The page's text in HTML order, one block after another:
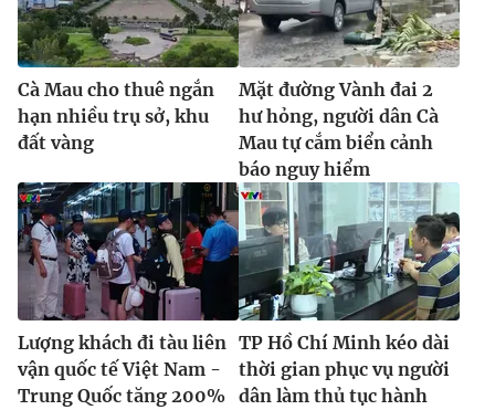
Cà Mau cho thuê ngắn
hạn nhiều trụ sở, khu
đất vàng
Mặt đường Vành đai 2
hư hỏng, người dân Cà
Mau tự cắm biển cảnh
báo nguy hiểm
Lượng khách đi tàu liên
vận quốc tế Việt Nam -
Trung Quốc tăng 200%
TP Hồ Chí Minh kéo dài
thời gian phục vụ người
dân làm thủ tục hành